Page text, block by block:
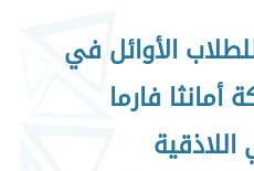
الأوائل في
فارما